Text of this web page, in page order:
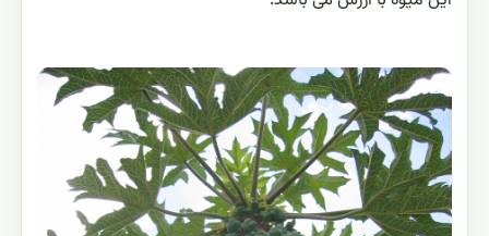
بوده که با جوشاندن و عصاره گیری و آبگیری آن در صنعت
هایی مانند کاروتن، ویتامین C، فلانووئید، ویتامین های B،
فولات و اسید پانتوتنیک و همچنین مواد معدنی نظیر پتاسیم،
منیزیم و فیبر می باشد. از ابتلاء به سرطان روده جلوگیری می
نماید. بعلاوه پاپایا حاوی، پاپین، آنزیمی برای هضم، درمان
آسیب هایی که در ورزش بوجود می آید و آلرژی می باشد.